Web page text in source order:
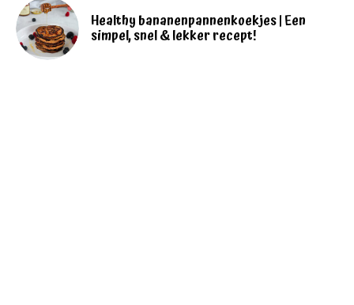
Healthy bananenpannenkoekjes | Een
simpel, snel & lekker recept!